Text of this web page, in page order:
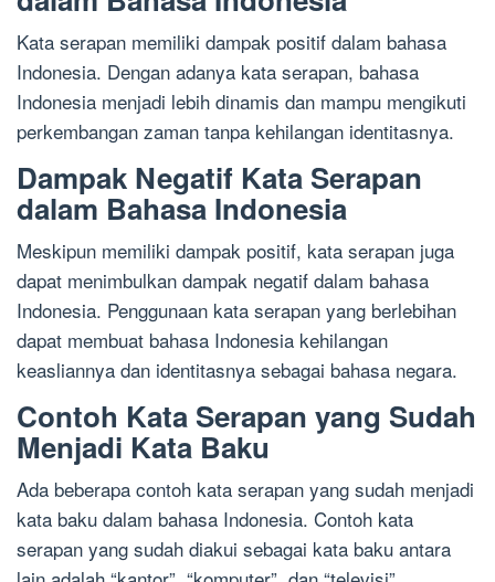
Kata serapan memiliki dampak positif dalam bahasa
Indonesia. Dengan adanya kata serapan, bahasa
Indonesia menjadi lebih dinamis dan mampu mengikuti
perkembangan zaman tanpa kehilangan identitasnya.
Dampak Negatif Kata Serapan
dalam Bahasa Indonesia
Meskipun memiliki dampak positif, kata serapan juga
dapat menimbulkan dampak negatif dalam bahasa
Indonesia. Penggunaan kata serapan yang berlebihan
dapat membuat bahasa Indonesia kehilangan
keasliannya dan identitasnya sebagai bahasa negara.
Contoh Kata Serapan yang Sudah
Menjadi Kata Baku
Ada beberapa contoh kata serapan yang sudah menjadi
kata baku dalam bahasa Indonesia. Contoh kata
serapan yang sudah diakui sebagai kata baku antara